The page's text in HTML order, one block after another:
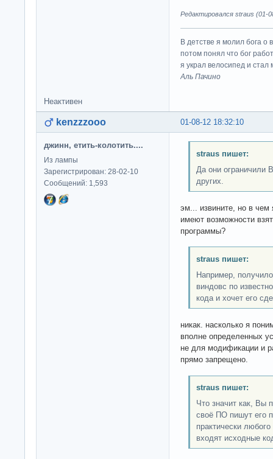
Редактировался straus (01-
В детстве я молил бога о
потом понял что бог
я украл велосипед и стал
Аль Пачино
Неактивен
01-08-12 18:32:10
kenzzzooo
джинн, етить-колотить....
Из лампы
Зарегистрирован: 28-02-10
Сообщений: 1,593
straus пишет:
Да они ограничили
других.
эм... извините, но в чем
имеют возможности
программы?
straus пишет:
Например,
виндовс по
кода и хочет его
никак. насколько я
вполне определенных
не для модификации и
прямо запрещено.
straus пишет:
Что значит как, Вы
своё ПО пишут его
практически
входят исходные